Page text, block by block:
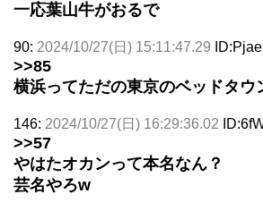
一応葉山牛がおるで
90: 2024/10/27(日) 15:11:47.29
>>85
横浜ってただの東京のベッドタウ
146: 2024/10/27(日) 16:29:36.02
>>57
やはたオカンって本名なん？
芸名やろw